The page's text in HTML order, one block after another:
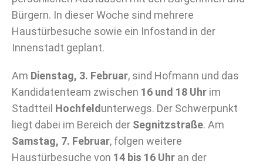
Bürgern. In dieser Woche sind mehrere
Haustürbesuche sowie ein Infostand in der
Innenstadt geplant.
Am Dienstag, 3. Februar, sind Hofmann und das
Kandidatenteam zwischen 16 und 18 Uhr im
Stadtteil Hochfeldunterwegs. Der Schwerpunkt
liegt dabei im Bereich der Segnitzstraße. Am
Samstag, 7. Februar, folgen weitere
Haustürbesuche von 14 bis 16 Uhr an der